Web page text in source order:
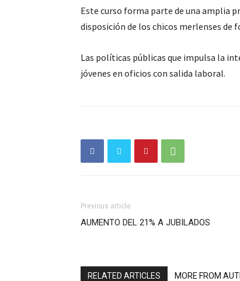
Este curso forma parte de una amplia
disposición de los chicos merlenses de
Las políticas públicas que impulsa la
jóvenes en oficios con salida laboral.
Previous article
AUMENTO DEL 21% A JUBILADOS
RELATED ARTICLES MORE FROM